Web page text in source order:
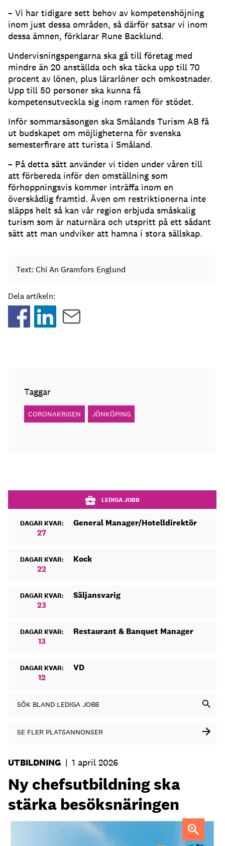
– Vi har tidigare sett behov av kompetenshöjning
inom just dessa områden, så därför satsar vi inom
dessa ämnen, förklarar Rune Backlund.
Undervisningspengarna ska gå till företag med
mindre än 20 anställda och ska täcka upp till 70
procent av lönen, plus lärarlöner och omkostnader.
Upp till 50 personer ska kunna få
kompetensutveckla sig inom ramen för stödet.
Inför sommarsäsongen ska Smålands Turism AB få
ut budskapet om möjligheterna för svenska
semesterfirare att turista i Småland.
– På detta sätt använder vi tiden under våren till
att förbereda inför den omställning som
förhoppningsvis kommer inträffa inom en
överskådlig framtid. Även om restriktionerna inte
släpps helt så kan vår region erbjuda småskalig
turism som är naturnära och utspritt på ett sådant
sätt att man undviker att hamna i stora sällskap.
Text: Chi An Gramfors Englund
Dela artikeln:
Taggar
CORONAKRISEN JÖNKÖPING
LEDIGA JOBB
DAGAR KVAR:
27
General Manager/Hotelldirektör
DAGAR KVAR:
22
Kock
DAGAR KVAR:
23
Säljansvarig
DAGAR KVAR:
13
Restaurant & Banquet Manager
DAGAR KVAR:
12
VD
SÖK BLAND LEDIGA JOBB
SE FLER PLATSANNONSER
UTBILDNING | 1 april 2026
Ny chefsutbildning ska
stärka besöksnäringen
Affärsutveckling och förändringsledning – det ligger i fokus
i den nya utbildningen Hospitality Leadership Program.